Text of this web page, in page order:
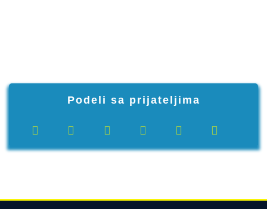
Podeli sa prijateljima